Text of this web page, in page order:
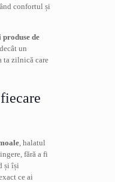
confortul și
produse de
un
ta zilnică care
, halatul
fără a fi
și își
ce ai